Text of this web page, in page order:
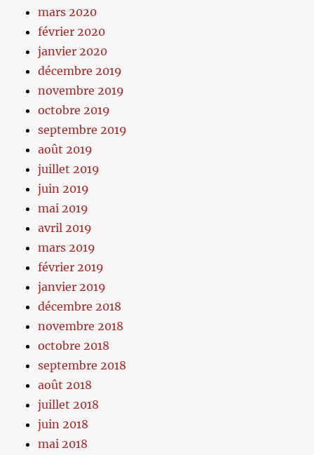
mars 2020
février 2020
janvier 2020
décembre 2019
novembre 2019
octobre 2019
septembre 2019
août 2019
juillet 2019
juin 2019
mai 2019
avril 2019
mars 2019
février 2019
janvier 2019
décembre 2018
novembre 2018
octobre 2018
septembre 2018
août 2018
juillet 2018
juin 2018
mai 2018